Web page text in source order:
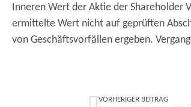
Inneren Wert der Aktie der Shareholder
ermittelte Wert nicht auf geprüften
von Geschäftsvorfällen ergeben.
VORHERIGER BEITRAG